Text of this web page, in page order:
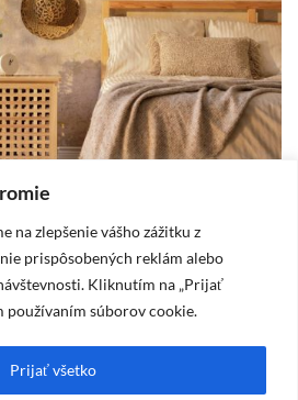
na zlepšenie vášho zážitku z
prispôsobených reklám alebo
Kliknutím na „Prijať
používaním súborov cookie.
Prijať všetko
štýl, ktorý prináša pokoj